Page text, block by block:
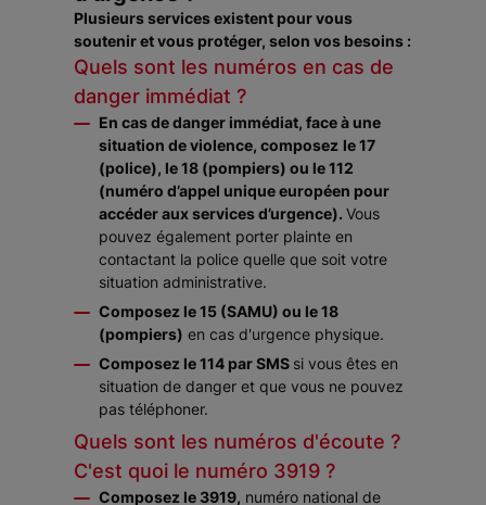
Plusieurs services existent pour vous
soutenir et vous protéger, selon vos besoins :
Quels sont les numéros en cas de
danger immédiat ?
En cas de danger immédiat, face à une
situation de violence, composez le 17
(police), le 18 (pompiers) ou le 112
(numéro d’appel unique européen pour
accéder aux services d’urgence). Vous
pouvez également porter plainte en
contactant la police quelle que soit votre
situation administrative.
Composez le 15 (SAMU) ou le 18
(pompiers) en cas d'urgence physique.
Composez le 114 par SMS si vous êtes en
situation de danger et que vous ne pouvez
pas téléphoner.
Quels sont les numéros d'écoute ?
C'est quoi le numéro 3919 ?
Composez le 3919, numéro national de